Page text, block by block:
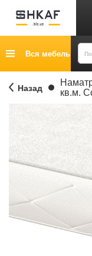
Публичный договор
Возврат товара
Оплата
Доставка
Отзывы
Вся мебель
Назад
кв.м.